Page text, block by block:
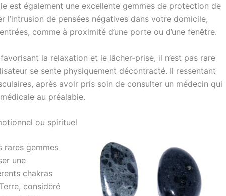
est également une excellente gemmes de protection de
l’intrusion de pensées négatives dans votre domicile,
comme à proximité d’une porte ou d’une fenêtre.
la relaxation et le lâcher-prise, il n’est pas rare
se sente physiquement décontracté. Il ressentant
après avoir pris soin de consulter un médecin qui
au préalable.
ou spirituel
rares gemmes
une
chakras
considéré